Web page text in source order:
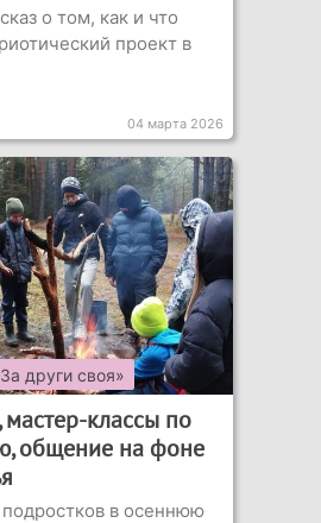
о том, как и что
проект в
04 марта 2026
други своя»
мастер-классы по
общение на фоне
в осеннюю